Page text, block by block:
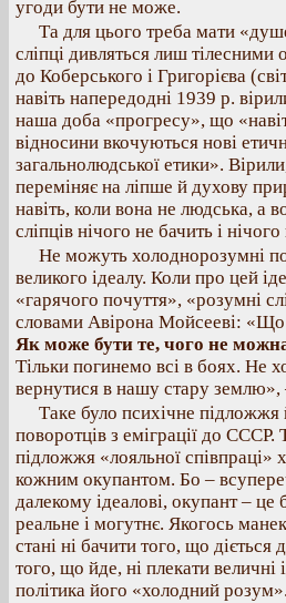
угоди бути не може.
Та для цього треба мати
сліпці дивляться лиш
до Коберського і Григорієва
навіть напередодні 1939 р.
наша доба «прогресу», що
відносини вкочуються нові
загальнолюдської етики».
переміняє на ліпше й духову
навіть, коли вона не людська, а
сліпців нічого не бачить і
Не можуть холоднорозумні
великого ідеалу. Коли про цей
«гарячого почуття», «розумні
словами Авірона Мойсееві: «Що
Як може бути те, чого не
Тільки погинемо всі в боях. Не
вернутися в нашу стару землю»,
Таке було психічне підложжя
поворотців з еміграції до СССР.
підложжя «лояльної співпраці»
кожним окупантом. Бо –
далекому ідеалові, окупант –
реальне і могутнє. Якогось
стані ні бачити того, що діється
того, що йде, ні плекати величні
політика його «холодний розум».